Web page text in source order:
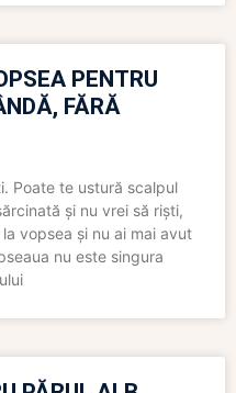
PENTRU
FĂRĂ
Poate te ustură scalpul
și nu vrei să riști,
vopsea și nu ai mai avut
nu este singura